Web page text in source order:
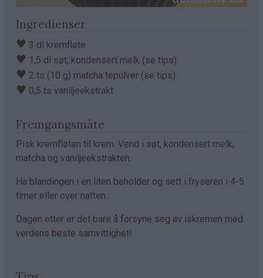
Ingredienser
♥ 3 dl kremfløte
♥ 1,5 dl søt, kondensert melk (se tips)
♥ 2 ts (10 g) matcha tepulver (se tips)
♥ 0,5 ts vaniljeekstrakt
Fremgangsmåte
Pisk kremfløten til krem. Vend i søt, kondensert melk,
matcha og vaniljeekstrakten.
Ha blandingen i en liten beholder og sett i fryseren i 4-5
timer eller over natten.
Dagen etter er det bare å forsyne seg av iskremen med
verdens beste samvittighet!